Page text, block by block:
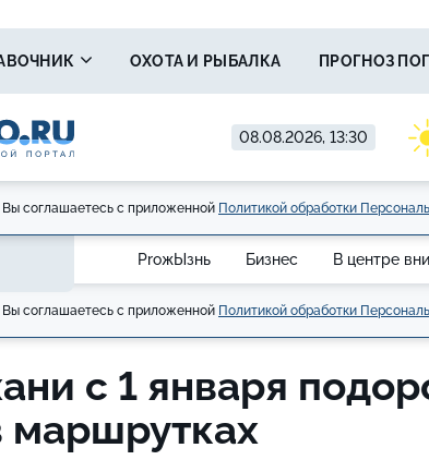
08.08.2026, 13:30
ОХОТА И РЫБАЛКА ПРОГНОЗ
соглашаетесь с приложенной Политикой обработки
ProжЫзнь Бизнес В центре
соглашаетесь с приложенной Политикой обработки
с 1 января
маршрутках